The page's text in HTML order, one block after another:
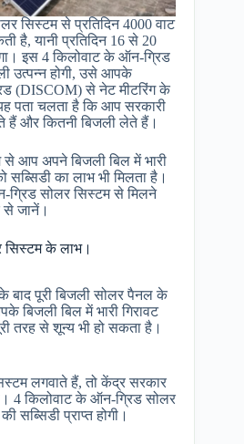
सिस्टम से प्रतिदिन 4000 वाट
है, यानी प्रतिदिन 16 से 20
इस 4 किलोवाट के ऑन-ग्रिड
उत्पन्न होगी, उसे आपके
(DISCOM) से नेट मीटरिंग के
पता चलता है कि आप सरकारी
हैं और कितनी बिजली लेते हैं।
आप अपने बिजली बिल में भारी
का लाभ भी मिलता है।
सोलर सिस्टम से मिलने
से जानें।
सिस्टम के लाभ।
बाद पूरी बिजली सोलर पैनल के
बिजली बिल में भारी गिरावट
तरह से शून्य भी हो सकता है।
लगवाते हैं, तो केंद्र सरकार
4 किलोवाट के ऑन-ग्रिड सोलर
सब्सिडी प्राप्त होगी।